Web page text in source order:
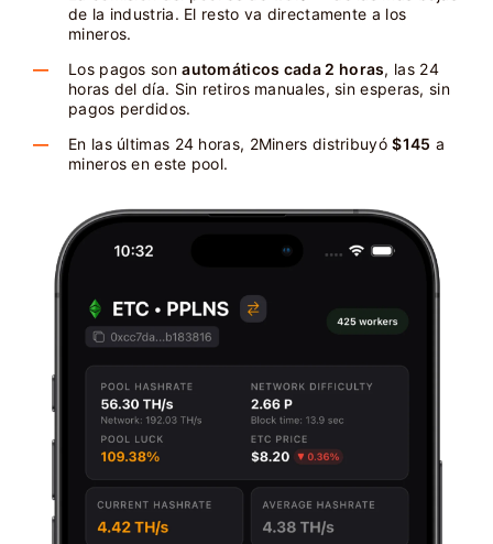
de la industria. El resto va directamente a los
mineros.
Los pagos sonautomáticos cada 2 horas, las 24
horas del día. Sin retiros manuales, sin esperas, sin
pagos perdidos.
En las últimas 24 horas, 2Miners distribuyó$145 a
mineros en este pool.